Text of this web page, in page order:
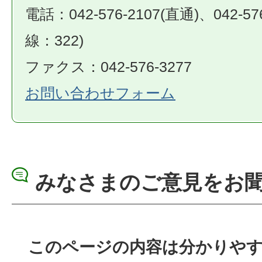
電話：042-576-2107(直通)、042-
線：322)
ファクス：042-576-3277
お問い合わせフォーム
みなさまのご意見をお
このページの内容は分かりや